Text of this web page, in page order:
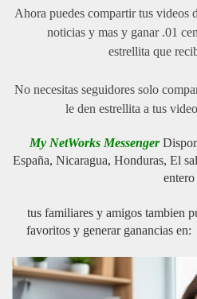
Ahora puedes compartir tus videos
noticias y mas y ganar .01
estrellita que
No necesitas seguidores solo
le den estrellita a tus
My NetWorks Messenger
España, Nicaragua, Honduras, El
entero
tus familiares y amigos tambien
favoritos y generar ganancias en: